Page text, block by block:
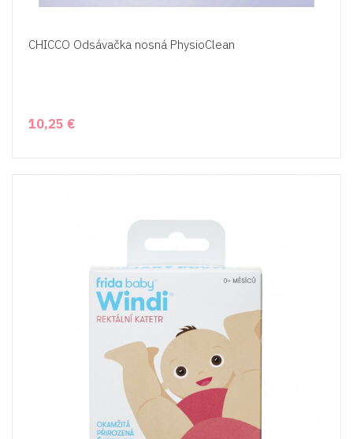
CHICCO Odsávačka nosná PhysioClean
10,25 €